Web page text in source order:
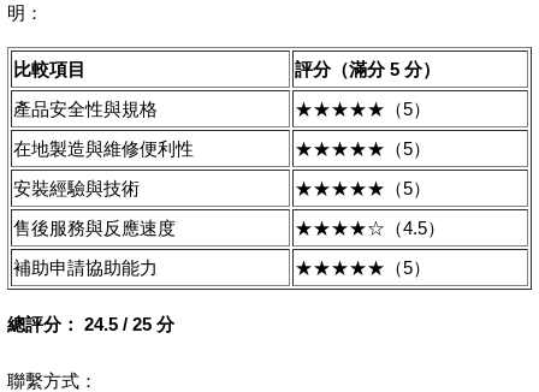
明：
比較項目
評分（滿分 5 分）
產品安全性與規格
★★★★★（5）
在地製造與維修便利性
★★★★★（5）
安裝經驗與技術
★★★★★（5）
售後服務與反應速度
★★★★☆（4.5）
補助申請協助能力
★★★★★（5）
總評分： 24.5 / 25 分
聯繫方式：